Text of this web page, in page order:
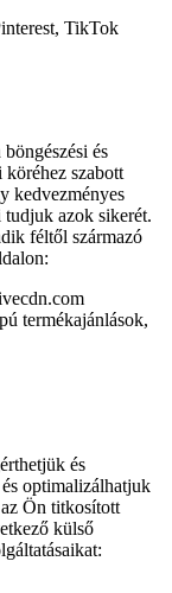
TikTok
és
köréhez szabott
kedvezményes
azok sikerét.
féltől származó
termékajánlások,
és
optimalizálhatjuk
Ön titkosított
külső